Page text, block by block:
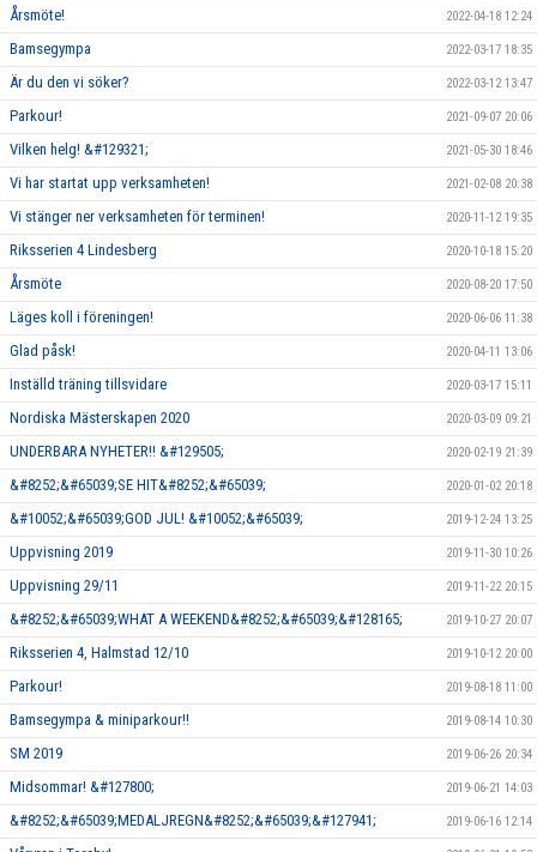
Årsmöte! 2022-04-18 12:24
Bamsegympa 2022-03-17 18:35
Är du den vi söker? 2022-03-12 13:47
Parkour! 2021-09-07 20:06
Vilken helg! &#129321; 2021-05-30 18:46
Vi har startat upp verksamheten! 2021-02-08 20:38
Vi stänger ner verksamheten för terminen! 2020-11-12 19:35
Riksserien 4 Lindesberg 2020-10-18 15:20
Årsmöte 2020-08-20 17:50
Läges koll i föreningen! 2020-06-06 11:38
Glad påsk! 2020-04-11 13:06
Inställd träning tillsvidare 2020-03-17 15:11
Nordiska Mästerskapen 2020 2020-03-09 09:21
UNDERBARA NYHETER!! &#129505; 2020-02-19 21:39
&#8252;&#65039;SE HIT&#8252;&#65039; 2020-01-02 20:18
&#10052;&#65039;GOD JUL! &#10052;&#65039; 2019-12-24 13:25
Uppvisning 2019 2019-11-30 10:26
Uppvisning 29/11 2019-11-22 20:15
&#8252;&#65039;WHAT A WEEKEND&#8252;&#65039;&#128165; 2019-10-27 20:07
Riksserien 4, Halmstad 12/10 2019-10-12 20:00
Parkour! 2019-08-18 11:00
Bamsegympa & miniparkour!! 2019-08-14 10:30
SM 2019 2019-06-26 20:34
Midsommar! &#127800; 2019-06-21 14:03
&#8252;&#65039;MEDALJREGN&#8252;&#65039;&#127941; 2019-06-16 12:14